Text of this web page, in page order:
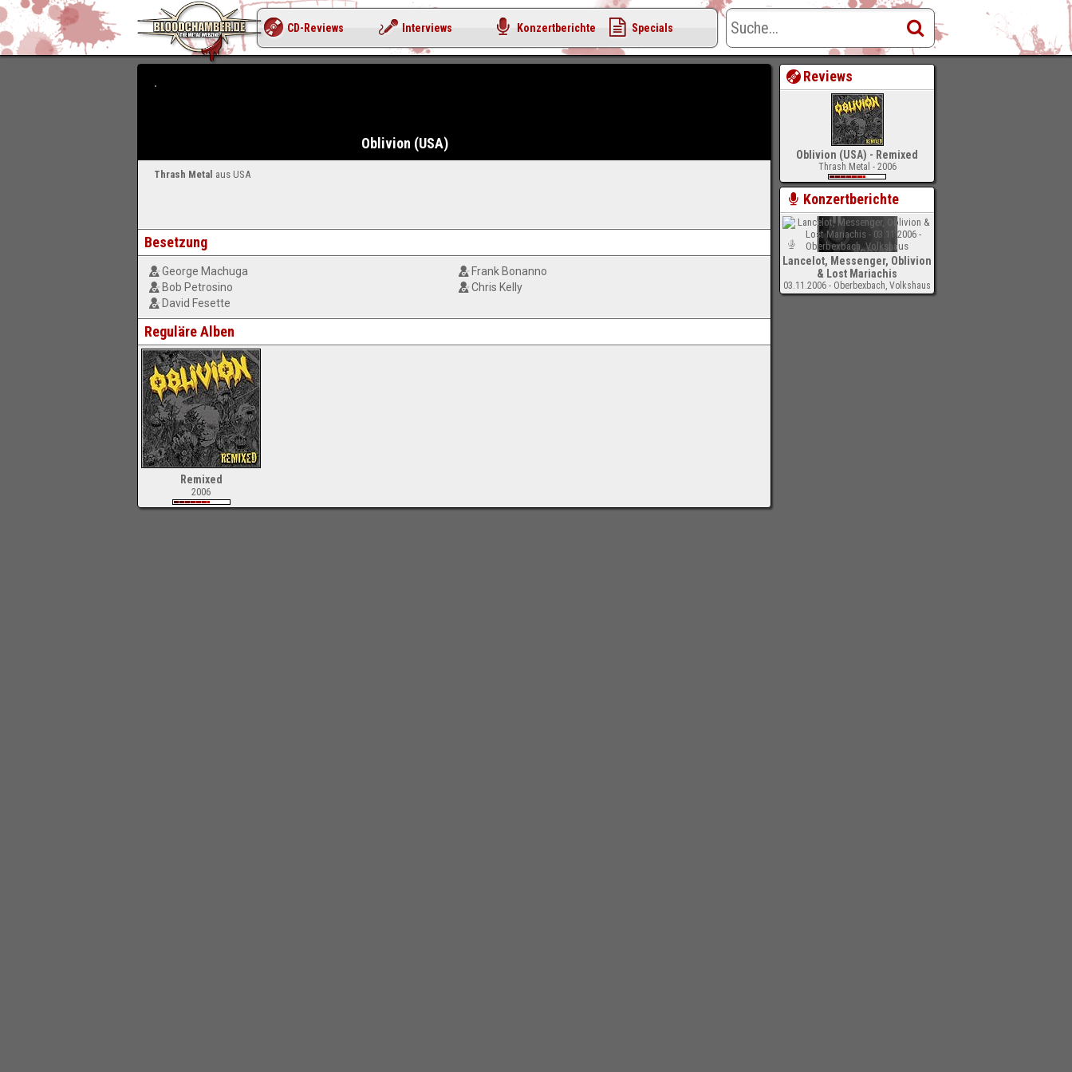
Oblivion (USA)
Thrash Metal aus USA
Besetzung
George Machuga
Bob Petrosino
David Fesette
Frank Bonanno
Chris Kelly
Reguläre Alben
Remixed
2006
Reviews
Oblivion (USA) - Remixed
Thrash Metal - 2006
Konzertberichte
Lancelot, Messenger, Oblivion
& Lost Mariachis
03.11.2006 - Oberbexbach, Volkshaus
CD-Reviews Interviews Konzertberichte Specials